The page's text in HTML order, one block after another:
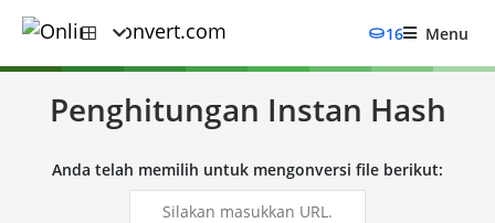
16 Menu
Penghitungan Instan Hash
Anda telah memilih untuk mengonversi file berikut: